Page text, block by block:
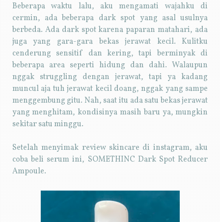
Beberapa waktu lalu, aku mengamati wajahku di
cermin, ada beberapa dark spot yang asal usulnya
berbeda. Ada dark spot karena paparan matahari, ada
juga yang gara-gara bekas jerawat kecil. Kulitku
cenderung sensitif dan kering, tapi berminyak di
beberapa area seperti hidung dan dahi. Walaupun
nggak struggling dengan jerawat, tapi ya kadang
muncul aja tuh jerawat kecil doang, nggak yang sampe
menggembung gitu. Nah, saat itu ada satu bekas jerawat
yang menghitam, kondisinya masih baru ya, mungkin
sekitar satu minggu.
Setelah menyimak review skincare di instagram, aku
coba beli serum ini, SOMETHINC Dark Spot Reducer
Ampoule.